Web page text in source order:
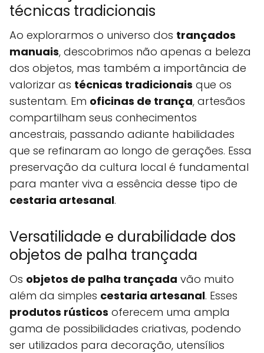
técnicas tradicionais
Ao explorarmos o universo dos trançados
manuais, descobrimos não apenas a beleza
dos objetos, mas também a importância de
valorizar as técnicas tradicionais que os
sustentam. Em oficinas de trança, artesãos
compartilham seus conhecimentos
ancestrais, passando adiante habilidades
que se refinaram ao longo de gerações. Essa
preservação da cultura local é fundamental
para manter viva a essência desse tipo de
cestaria artesanal.
Versatilidade e durabilidade dos
objetos de palha trançada
Os objetos de palha trançada vão muito
além da simples cestaria artesanal. Esses
produtos rústicos oferecem uma ampla
gama de possibilidades criativas, podendo
ser utilizados para decoração, utensílios